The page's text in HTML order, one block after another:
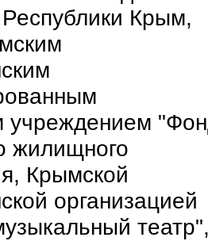
Крым,
учреждением
жилищного
Крымской
организацией